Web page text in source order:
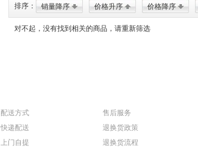
排序： 销量降序 价格升序 价格降序
对不起，没有找到相关的商品，请重新筛选
配送方式
快递配送
上门自提
售后服务
退换货政策
退换货流程